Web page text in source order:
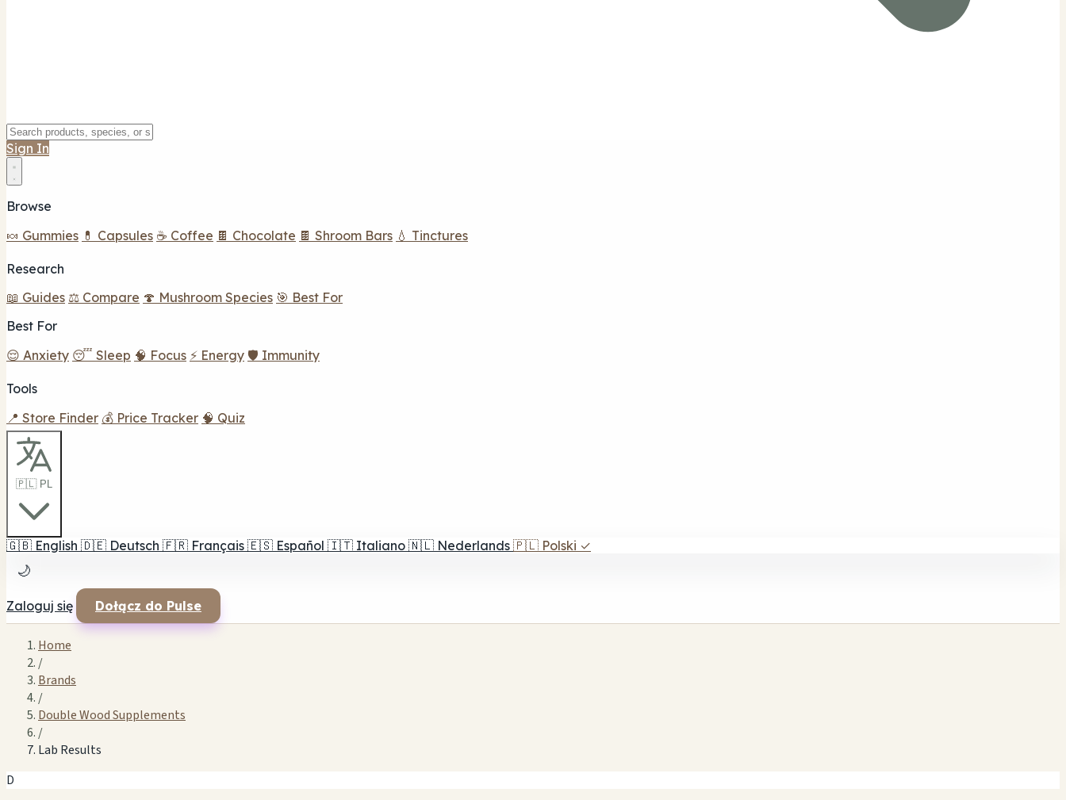
Sign In
Browse
🍬 Gummies 💊 Capsules ☕ Coffee 🍫 Chocolate 🍫 Shroom Bars 💧 Tinctures
Research
📖 Guides ⚖️ Compare 🍄 Mushroom Species 🎯 Best For
Best For
😌 Anxiety 😴 Sleep 🧠 Focus ⚡ Energy 🛡️ Immunity
Tools
📍 Store Finder 💰 Price Tracker 🧠 Quiz
🇵🇱 PL
🇬🇧 English 🇩🇪 Deutsch 🇫🇷 Français 🇪🇸 Español 🇮🇹 Italiano 🇳🇱 Nederlands 🇵🇱 Polski ✓
🌙
Zaloguj się Dołącz do Pulse
Home
/
Brands
/
Double Wood Supplements
/
Lab Results
D